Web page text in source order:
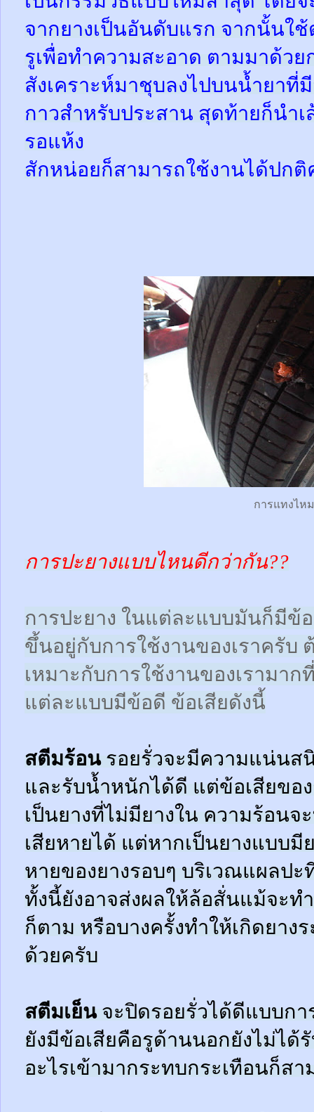
จากยางเป็นอันดับแรก จากนั้นใ
รูเพื่อทำความสะอาด ตามมาด้วย
สังเคราะห์มาชุบลงไปบนน้ำยาที่
กาวสำหรับประสาน สุดท้ายก็นำเ
รอแห้ง
สักหน่อยก็สามารถใช้งานได้ปกติ
การแทงไหม
การปะยางแบบไหนดีกว่ากัน??
การปะยาง ในแต่ละแบบมันก็มีข้
ขึ้นอยู่กับการใช้งานของเราครับ
เหมาะกับการใช้งานของเรามา
แต่ละแบบมีข้อดี ข้อเสียดังนี้
สตีมร้อนรอยรั่วจะมีความแน่นส
และรับน้ำหนักได้ดี แต่ข้อเสียขอ
เป็นยางที่ไม่มียางใน ความร้อนจ
เสียหายได้ แต่หากเป็นยางแบบมี
หายของยางรอบๆ บริเวณแผลป
ทั้งนี้ยังอาจส่งผลให้ล้อสั่นแม้จะท
ก็ตาม หรือบางครั้งทำให้เกิดยา
ด้วยครับ
สตีมเย็นจะปิดรอยรั่วได้ดีแบบก
ยังมีข้อเสียคือรูด้านนอกยังไม่ได้
อะไรเข้ามากระทบกระเทือนก็ส